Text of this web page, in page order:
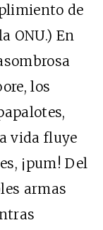
de
ONU.) En
los
vida fluye
¡pum! Del
armas